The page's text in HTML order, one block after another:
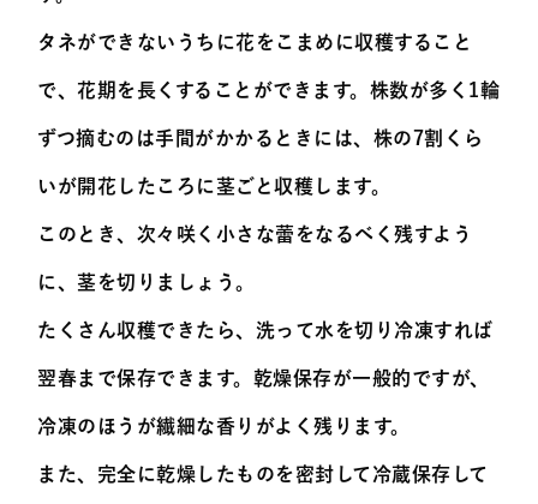
タネができないうちに花をこまめに収穫すること
で、花期を長くすることができます。株数が多く1輪
ずつ摘むのは手間がかかるときには、株の7割くら
いが開花したころに茎ごと収穫します。
このとき、次々咲く小さな蕾をなるべく残すよう
に、茎を切りましょう。
たくさん収穫できたら、洗って水を切り冷凍すれば
翌春まで保存できます。乾燥保存が一般的ですが、
冷凍のほうが繊細な香りがよく残ります。
また、完全に乾燥したものを密封して冷蔵保存して